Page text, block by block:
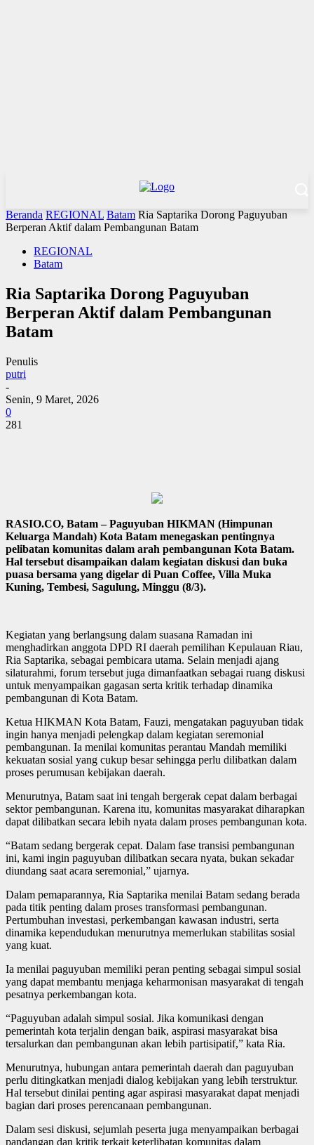
Beranda REGIONAL Batam Ria Saptarika Dorong Paguyuban
Berperan Aktif dalam Pembangunan Batam
REGIONAL
Batam
Ria Saptarika Dorong Paguyuban
Berperan Aktif dalam Pembangunan
Batam
Penulis
putri
-
Senin, 9 Maret, 2026
0
281
RASIO.CO, Batam – Paguyuban HIKMAN (Himpunan
Keluarga Mandah) Kota Batam menegaskan pentingnya
pelibatan komunitas dalam arah pembangunan Kota Batam.
Hal tersebut disampaikan dalam kegiatan diskusi dan buka
puasa bersama yang digelar di Puan Coffee, Villa Muka
Kuning, Tembesi, Sagulung, Minggu (8/3).
Kegiatan yang berlangsung dalam suasana Ramadan ini
menghadirkan anggota DPD RI daerah pemilihan Kepulauan Riau,
Ria Saptarika, sebagai pembicara utama. Selain menjadi ajang
silaturahmi, forum tersebut juga dimanfaatkan sebagai ruang diskusi
untuk menyampaikan gagasan serta kritik terhadap dinamika
pembangunan di Kota Batam.
Ketua HIKMAN Kota Batam, Fauzi, mengatakan paguyuban tidak
ingin hanya menjadi pelengkap dalam kegiatan seremonial
pembangunan. Ia menilai komunitas perantau Mandah memiliki
kekuatan sosial yang cukup besar sehingga perlu dilibatkan dalam
proses perumusan kebijakan daerah.
Menurutnya, Batam saat ini tengah bergerak cepat dalam berbagai
sektor pembangunan. Karena itu, komunitas masyarakat diharapkan
dapat dilibatkan secara lebih nyata dalam proses pembangunan kota.
“Batam sedang bergerak cepat. Dalam fase transisi pembangunan
ini, kami ingin paguyuban dilibatkan secara nyata, bukan sekadar
diundang saat acara seremonial,” ujarnya.
Dalam pemaparannya, Ria Saptarika menilai Batam sedang berada
pada titik penting dalam proses transformasi pembangunan.
Pertumbuhan investasi, perkembangan kawasan industri, serta
dinamika kependudukan menurutnya memerlukan stabilitas sosial
yang kuat.
Ia menilai paguyuban memiliki peran penting sebagai simpul sosial
yang dapat membantu menjaga keharmonisan masyarakat di tengah
pesatnya perkembangan kota.
“Paguyuban adalah simpul sosial. Jika komunikasi dengan
pemerintah kota terjalin dengan baik, aspirasi masyarakat bisa
tersalurkan dan pembangunan akan lebih partisipatif,” kata Ria.
Menurutnya, hubungan antara pemerintah daerah dan paguyuban
perlu ditingkatkan menjadi dialog kebijakan yang lebih terstruktur.
Hal tersebut dinilai penting agar aspirasi masyarakat dapat menjadi
bagian dari proses perencanaan pembangunan.
Dalam sesi diskusi, sejumlah peserta juga menyampaikan berbagai
pandangan dan kritik terkait keterlibatan komunitas dalam